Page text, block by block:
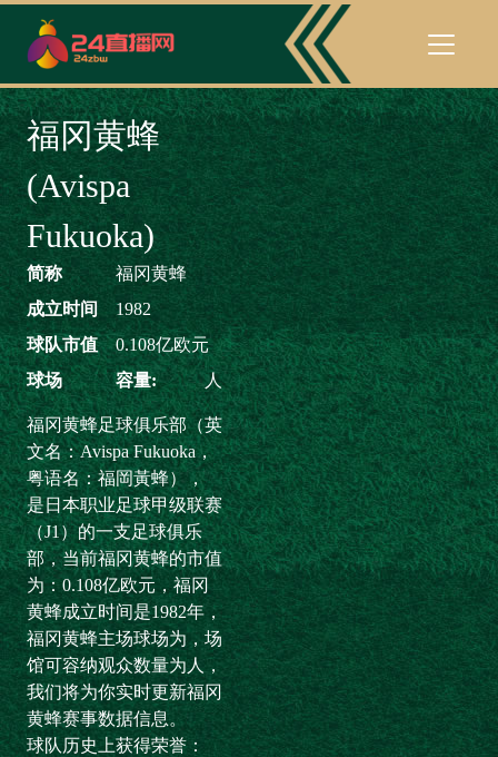
福冈黄蜂
(Avispa
Fukuoka)
简称
福冈黄蜂
成立时间
1982
球队市值
0.108亿欧元
球场
容量: 人
福冈黄蜂足球俱乐部（英
文名：Avispa Fukuoka，
粤语名：福岡黃蜂），
是日本职业足球甲级联赛
（J1）的一支足球俱乐
部，当前福冈黄蜂的市值
为：0.108亿欧元，福冈
黄蜂成立时间是1982年，
福冈黄蜂主场球场为，场
馆可容纳观众数量为人，
我们将为你实时更新福冈
黄蜂赛事数据信息。
球队历史上获得荣誉：